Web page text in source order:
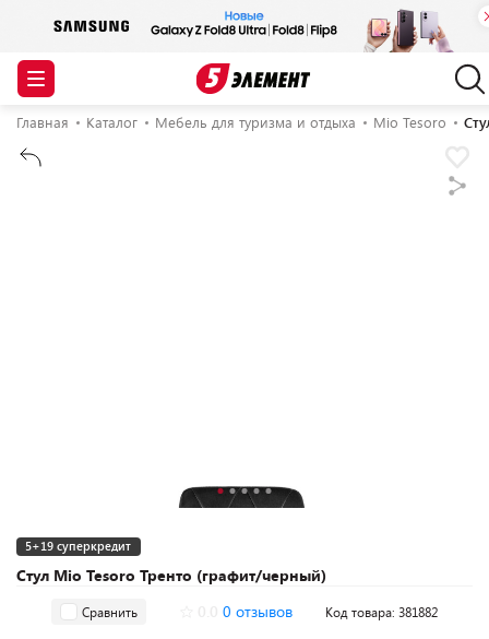
Главная Каталог Мебель для туризма и отдыха Mio Tesoro
Стул Mio Tesoro Тренто (графит/черный)
5+19 суперкредит
Сравнить 0 отзывов Код товара: 381882